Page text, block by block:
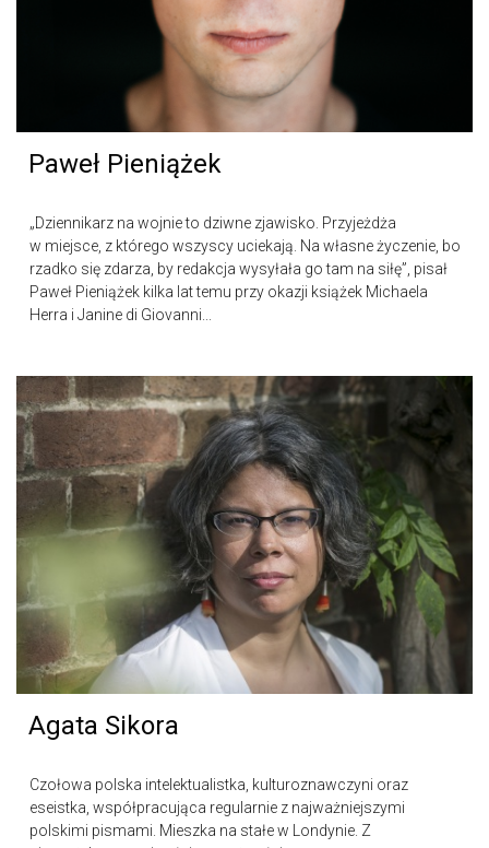
Paweł Pieniążek
„Dziennikarz na wojnie to dziwne zjawisko. Przyjeżdża
w miejsce, z którego wszyscy uciekają. Na własne życzenie, bo
rzadko się zdarza, by redakcja wysyłała go tam na siłę”, pisał
Paweł Pieniążek kilka lat temu przy okazji książek Michaela
Herra i Janine di Giovanni...
Agata Sikora
Czołowa polska intelektualistka, kulturoznawczyni oraz
eseistka, współpracująca regularnie z najważniejszymi
polskimi pismami. Mieszka na stałe w Londynie. Z